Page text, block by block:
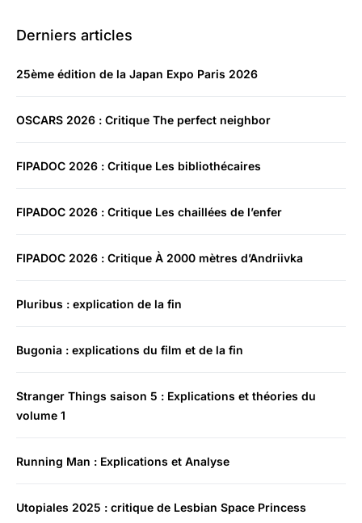
Derniers articles
25ème édition de la Japan Expo Paris 2026
OSCARS 2026 : Critique The perfect neighbor
FIPADOC 2026 : Critique Les bibliothécaires
FIPADOC 2026 : Critique Les chaillées de l’enfer
FIPADOC 2026 : Critique À 2000 mètres d’Andriivka
Pluribus : explication de la fin
Bugonia : explications du film et de la fin
Stranger Things saison 5 : Explications et théories du
volume 1
Running Man : Explications et Analyse
Utopiales 2025 : critique de Lesbian Space Princess